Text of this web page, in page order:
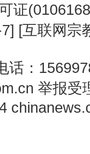
证
] [互联网宗
话：
举报受